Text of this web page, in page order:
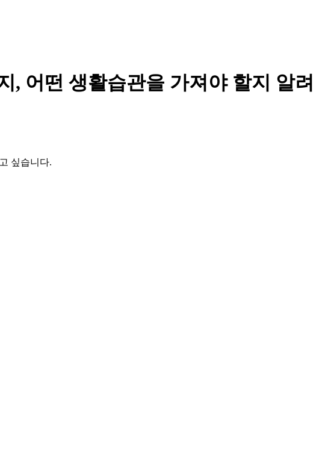
, 어떤 생활습관을 가져야 할지 알려
싶습니다.